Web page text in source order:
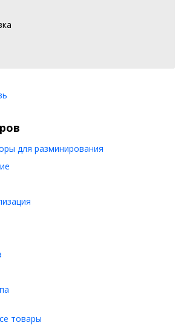
для разминирования
товары